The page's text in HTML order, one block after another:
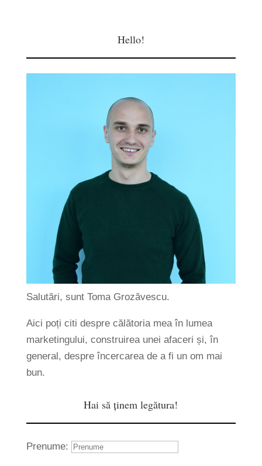
Hello!
Salutări, sunt Toma Grozăvescu.
Aici poți citi despre călătoria mea în lumea
marketingului, construirea unei afaceri și, în
general, despre încercarea de a fi un om mai
bun.
Hai să ținem legătura!
Prenume: